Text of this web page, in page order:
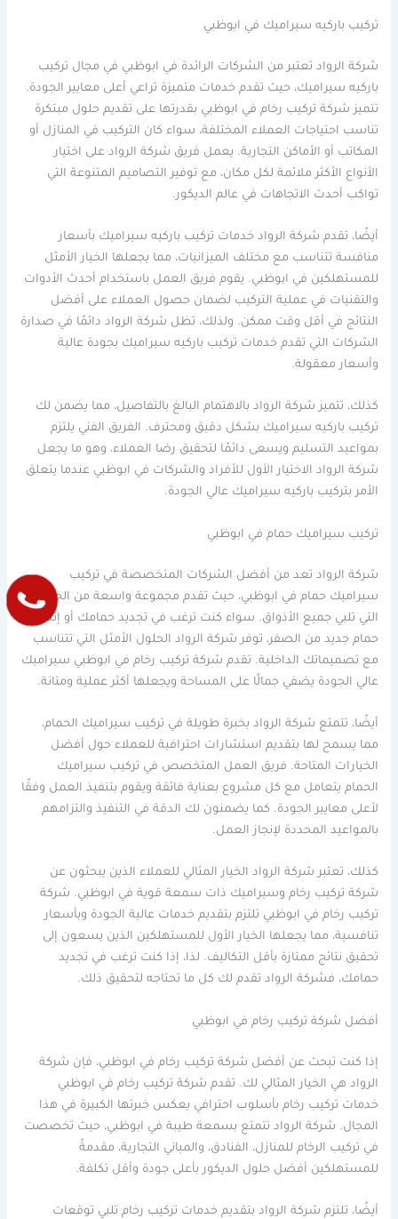
تركيب باركيه سيراميك في ابوظبي
شركة الرواد تعتبر من الشركات الرائدة في ابوظبي في مجال تركيب
باركيه سيراميك، حيث تقدم خدمات متميزة تراعي أعلى معايير الجودة.
تتميز شركة تركيب رخام في ابوظبي بقدرتها على تقديم حلول مبتكرة
تناسب احتياجات العملاء المختلفة، سواء كان التركيب في المنازل أو
المكاتب أو الأماكن التجارية. يعمل فريق شركة الرواد على اختيار
الأنواع الأكثر ملائمة لكل مكان، مع توفير التصاميم المتنوعة التي
تواكب أحدث الاتجاهات في عالم الديكور.
أيضًا، تقدم شركة الرواد خدمات تركيب باركيه سيراميك بأسعار
منافسة تتناسب مع مختلف الميزانيات، مما يجعلها الخيار الأمثل
للمستهلكين في ابوظبي. يقوم فريق العمل باستخدام أحدث الأدوات
والتقنيات في عملية التركيب لضمان حصول العملاء على أفضل
النتائج في أقل وقت ممكن. ولذلك، تظل شركة الرواد دائمًا في صدارة
الشركات التي تقدم خدمات تركيب باركيه سيراميك بجودة عالية
وأسعار معقولة.
كذلك، تتميز شركة الرواد بالاهتمام البالغ بالتفاصيل، مما يضمن لك
تركيب باركيه سيراميك بشكل دقيق ومحترف. الفريق الفني يلتزم
بمواعيد التسليم ويسعى دائمًا لتحقيق رضا العملاء، وهو ما يجعل
شركة الرواد الاختيار الأول للأفراد والشركات في ابوظبي عندما يتعلق
الأمر بتركيب باركيه سيراميك عالي الجودة.
تركيب سيراميك حمام في ابوظبي
شركة الرواد تعد من أفضل الشركات المتخصصة في تركيب
سيراميك حمام في ابوظبي، حيث تقدم مجموعة واسعة من الخيارات
التي تلبي جميع الأذواق. سواء كنت ترغب في تجديد حمامك أو إنشاء
حمام جديد من الصفر، توفر شركة الرواد الحلول الأمثل التي تتناسب
مع تصميماتك الداخلية. تقدم شركة تركيب رخام في ابوظبي سيراميك
عالي الجودة يضفي جمالًا على المساحة ويجعلها أكثر عملية ومتانة.
أيضًا، تتمتع شركة الرواد بخبرة طويلة في تركيب سيراميك الحمام،
مما يسمح لها بتقديم استشارات احترافية للعملاء حول أفضل
الخيارات المتاحة. فريق العمل المتخصص في تركيب سيراميك
الحمام يتعامل مع كل مشروع بعناية فائقة ويقوم بتنفيذ العمل وفقًا
لأعلى معايير الجودة. كما يضمنون لك الدقة في التنفيذ والتزامهم
بالمواعيد المحددة لإنجاز العمل.
كذلك، تعتبر شركة الرواد الخيار المثالي للعملاء الذين يبحثون عن
شركة تركيب رخام وسيراميك ذات سمعة قوية في ابوظبي. شركة
تركيب رخام في ابوظبي تلتزم بتقديم خدمات عالية الجودة وبأسعار
تنافسية، مما يجعلها الخيار الأول للمستهلكين الذين يسعون إلى
تحقيق نتائج ممتازة بأقل التكاليف. لذا، إذا كنت ترغب في تجديد
حمامك، فشركة الرواد تقدم لك كل ما تحتاجه لتحقيق ذلك.
أفضل شركة تركيب رخام في ابوظبي
إذا كنت تبحث عن أفضل شركة تركيب رخام في ابوظبي، فإن شركة
الرواد هي الخيار المثالي لك. تقدم شركة تركيب رخام في ابوظبي
خدمات تركيب رخام بأسلوب احترافي يعكس خبرتها الكبيرة في هذا
المجال. شركة الرواد تتمتع بسمعة طيبة في ابوظبي، حيث تخصصت
في تركيب الرخام للمنازل، الفنادق، والمباني التجارية، مقدمةً
للمستهلكين أفضل حلول الديكور بأعلى جودة وأقل تكلفة.
أيضًا، تلتزم شركة الرواد بتقديم خدمات تركيب رخام تلبي توقعات